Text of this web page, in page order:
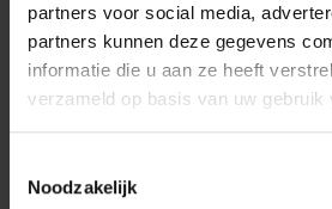
partners voor social media,
partners kunnen deze gegevens
informatie die u aan ze heeft
verzameld op basis van uw gebruik
Noodzakelijk
PAGINA DELEN:
Verkoop
Auto onderhoud